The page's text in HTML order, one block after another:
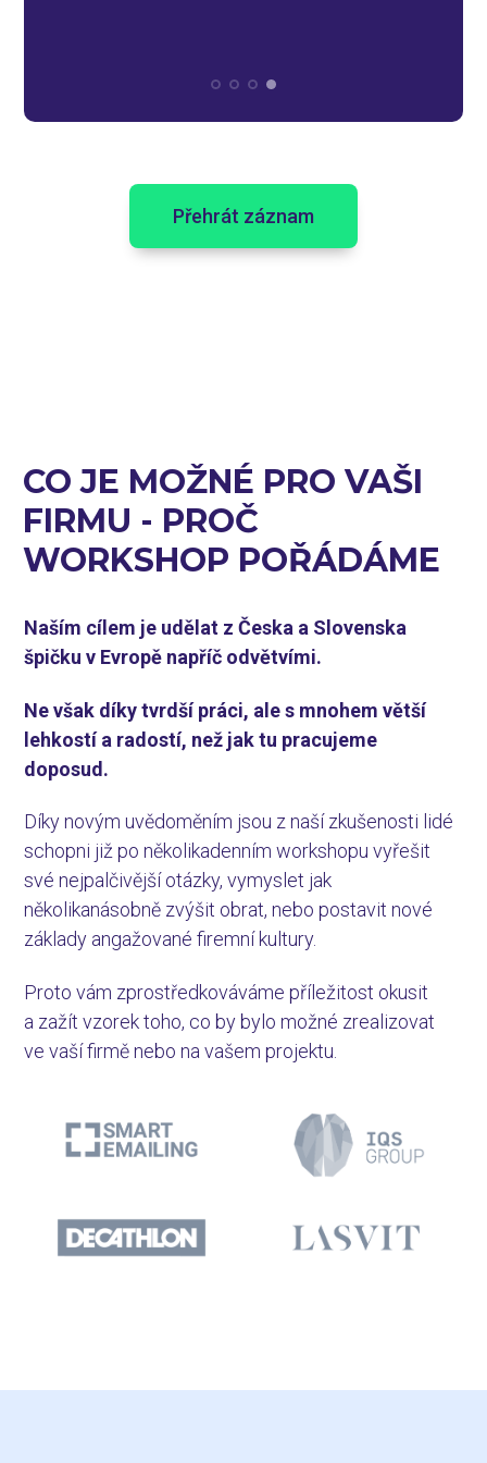
Přehrát záznam
CO JE MOŽNÉ PRO VAŠI
FIRMU - PROČ
WORKSHOP POŘÁDÁME
Naším cílem je udělat z Česka a Slovenska
špičku v Evropě napříč odvětvími.
Ne však díky tvrdší práci, ale s mnohem větší
lehkostí a radostí, než jak tu pracujeme
doposud.
Díky novým uvědoměním jsou z naší zkušenosti lidé
schopni již po několikadenním workshopu vyřešit
své nejpalčivější otázky, vymyslet jak
několikanásobně zvýšit obrat, nebo postavit nové
základy angažované firemní kultury.
Proto vám zprostředkováváme příležitost okusit
a zažít vzorek toho, co by bylo možné zrealizovat
ve vaší firmě nebo na vašem projektu.